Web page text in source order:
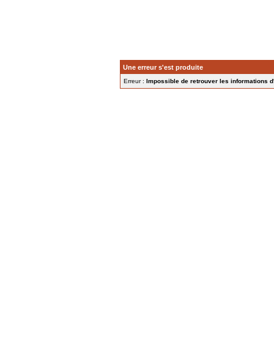
Une erreur s'est produite
Erreur : Impossible de retrouver les informations